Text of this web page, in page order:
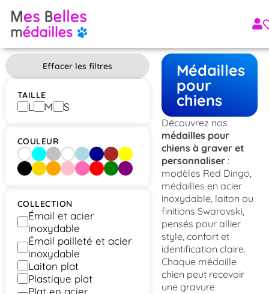
Effacer les filtres
TAILLE
L M S
COULEUR
[aucun]
AquaArgent
BlancBleu clair
Bleu foncé
BrunJaune
NoirOrOrange
RoseRose vif
Rouge
VertViolet
COLLECTION
Émail et acier
inoxydable
Émail pailleté et acier
inoxydable
Laiton plat
Plastique plat
Plat en acier
Médailles
pour
chiens
Découvrez nos
médailles pour
chiens à graver et
personnaliser:
modèles Red Dingo,
médailles en acier
inoxydable, laiton ou
finitions Swarovski,
pensés pour allier
style, confort et
identification claire.
Chaque médaille
chien peut recevoir
une gravure